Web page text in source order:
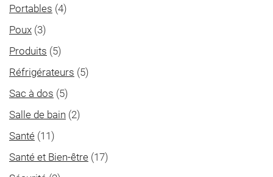
Portables (4)
Poux (3)
Produits (5)
Réfrigérateurs (5)
Sac à dos (5)
Salle de bain (2)
Santé (11)
Santé et Bien-être (17)